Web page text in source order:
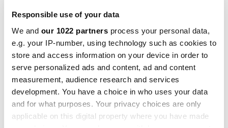
Responsible use of your data
We and our 1022 partners process your personal data,
e.g. your IP-number, using technology such as cookies to
store and access information on your device in order to
serve personalized ads and content, ad and content
measurement, audience research and services
development. You have a choice in who uses your data
and for what purposes. Your privacy choices are only
applicable on this digital property where you have made
collecteurs pour motos. Si vous avez des
questions ou des doutes concernant le
silencieux, le silencieux ou l'échappement de
votre moto, n'hésitez pas à nous contacter.
IXILa été fondée à Barcelone en 1955 et est
aujourd'hui une marque consolidée dans le
domaine de la compétition moto, présente dans
plus de 40 distributeurs sur les cinq continents.